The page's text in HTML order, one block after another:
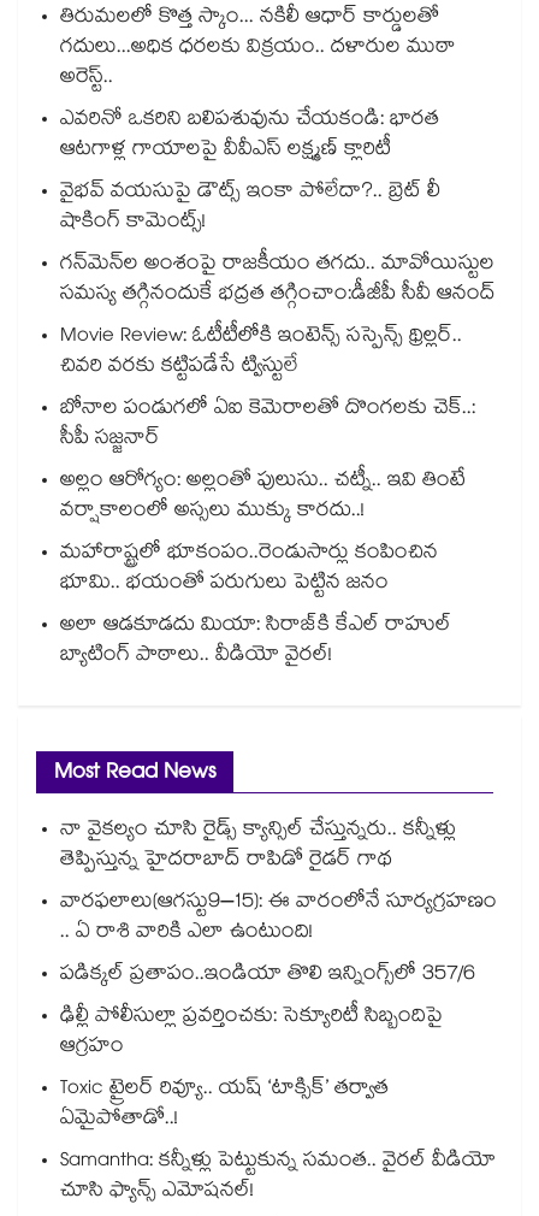
తిరుమలలో కొత్త స్కాం... నకిలీ ఆధార్ కార్డులతో
గదులు...అధిక ధరలకు విక్రయం.. దళారుల ముఠా
అరెస్ట్..
ఎవరినో ఒకరిని బలిపశువును చేయకండి: భారత
ఆటగాళ్ల గాయాలపై వీవీఎస్ లక్ష్మణ్ క్లారిటీ
వైభవ్ వయసుపై డౌట్స్ ఇంకా పోలేదా?.. బ్రెట్ లీ
షాకింగ్ కామెంట్స్!
గన్⁭మెన్⁭ల అంశంపై రాజకీయం తగదు.. మావోయిస్టుల
సమస్య తగ్గినందుకే భద్రత తగ్గించాం:డీజీపీ సీవీ ఆనంద్
Movie Review: ఓటీటీలోకి ఇంటెన్స్ సస్పెన్స్ థ్రిల్లర్..
చివరి వరకు కట్టిపడేసే ట్విస్టులే
బోనాల పండుగలో ఏఐ కెమెరాలతో దొంగలకు చెక్..:
సీపీ సజ్జనార్
అల్లం ఆరోగ్యం: అల్లంతో పులుసు.. చట్నీ.. ఇవి తింటే
వర్షాకాలంలో అస్సలు ముక్కు కారదు..!
మహారాష్ట్రలో భూకంపం..రెండుసార్లు కంపించిన
భూమి.. భయంతో పరుగులు పెట్టిన జనం
అలా ఆడకూడదు మియా: సిరాజ్‌కి కేఎల్ రాహుల్
బ్యాటింగ్ పాఠాలు.. వీడియో వైరల్!
Most Read News
నా వైకల్యం చూసి రైడ్స్ క్యాన్సిల్ చేస్తున్నరు.. కన్నీళ్లు
తెప్పిస్తున్న హైదరాబాద్ రాపిడో రైడర్ గాథ
వారఫలాలు(ఆగస్టు9–15): ఈ వారంలోనే సూర్యగ్రహణం
.. ఏ రాశి వారికి ఎలా ఉంటుంది!
పడిక్కల్‌‌ ప్రతాపం..ఇండియా తొలి ఇన్నింగ్స్‌‌లో 357/6
ఢిల్లీ పోలీసుల్లా ప్రవర్తించకు: సెక్యూరిటీ సిబ్బందిపై
ఆగ్రహం
Toxic ట్రైలర్ రివ్యూ.. యష్ ‘టాక్సిక్’ తర్వాత
ఏమైపోతాడో..!
Samantha: కన్నీళ్లు పెట్టుకున్న సమంత.. వైరల్ వీడియో
చూసి ఫ్యాన్స్ ఎమోషనల్!